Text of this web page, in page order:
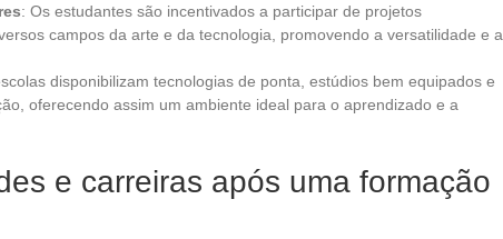
: Os estudantes são incentivados a participar de projetos
campos da arte e da tecnologia, promovendo a versatilidade e a
disponibilizam tecnologias de ponta, estúdios bem equipados e
oferecendo assim um ambiente ideal para o aprendizado e a
e carreiras após uma formação